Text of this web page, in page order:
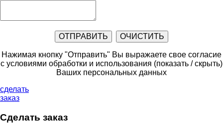
Нажимая кнопку "Отправить" Вы выражаете свое согласие
с условиями обработки и использования (показать / скрыть)
Ваших персональных данных
сделать
заказ
Сделать заказ